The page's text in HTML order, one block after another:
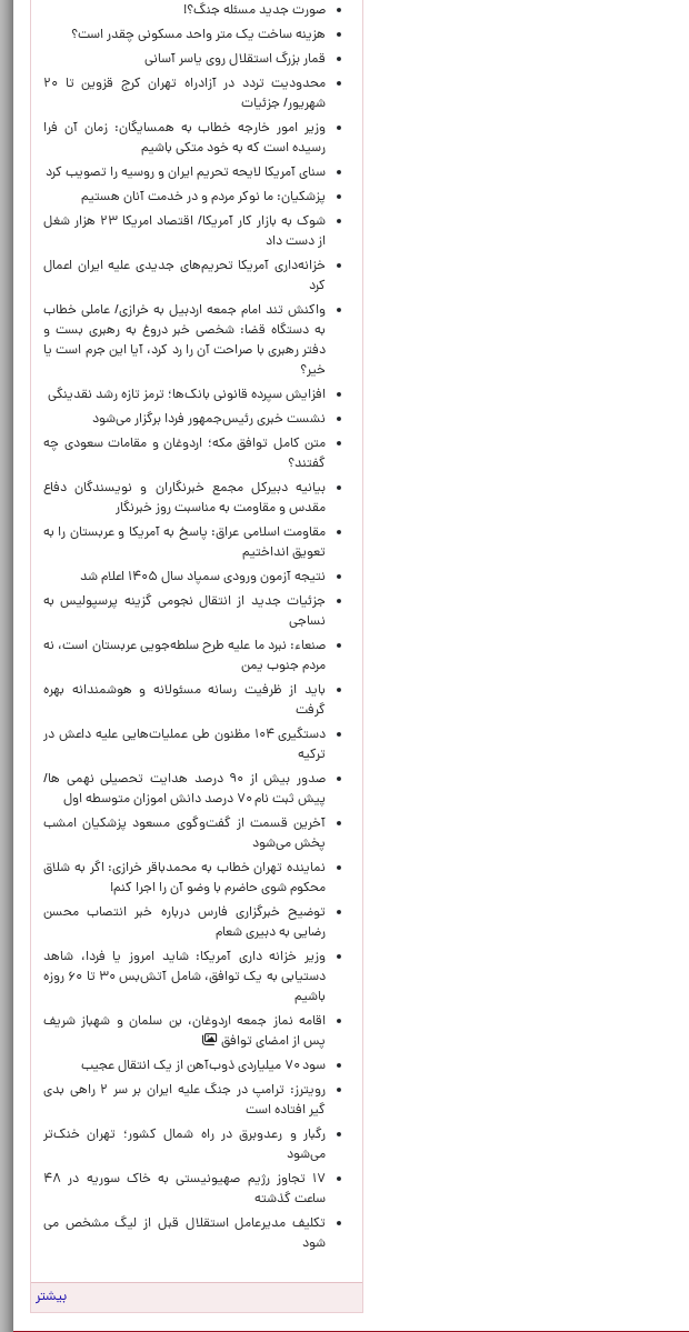
صورت جدید مسئله جنگ؟!
هزینه ساخت یک متر واحد مسکونی چقدر است؟
قمار بزرگ استقلال روی یاسر آسانی
محدودیت تردد در آزادراه تهران کرج قزوین تا ۲۰
شهریور/ جزئیات
وزیر امور خارجه خطاب به همسایگان: زمان آن فرا
رسیده است که به خود متکی باشیم
سنای آمریکا لایحه تحریم ایران و روسیه را تصویب کرد
پزشکیان: ما نوکر مردم و در خدمت آنان هستیم
شوک به بازار کار آمریکا/ اقتصاد امریکا ۲۳ هزار شغل
از دست داد
خزانه‌داری آمریکا تحریم‌های جدیدی علیه ایران اعمال
کرد
واکنش تند امام جمعه اردبیل به خرازی/ عاملی خطاب
به دستگاه قضا: شخصی خبر دروغ به رهبری بست و
دفتر رهبری با صراحت آن را رد کرد، آیا این جرم است یا
خیر؟
افزایش سپرده قانونی بانک‌ها؛ ترمز تازه رشد نقدینگی
نشست خبری رئیس‌جمهور فردا برگزار می‌شود
متن کامل توافق مکه؛ اردوغان و مقامات سعودی چه
گفتند؟
بیانیه دبیرکل مجمع خبرنگاران و نویسندگان دفاع
مقدس و مقاومت به مناسبت روز خبرنگار
مقاومت اسلامی عراق: پاسخ به آمریکا و عربستان را به
تعویق انداختیم
نتیجه آزمون ورودی سمپاد سال ۱۴۰۵ اعلام شد
جزئیات جدید از انتقال نجومی گزینه پرسپولیس به
نساجی
صنعاء: نبرد ما علیه طرح سلطه‌جویی عربستان است، نه
مردم جنوب یمن
باید از ظرفیت رسانه مسئولانه و هوشمندانه بهره
گرفت
دستگیری ۱۰۴ مظنون طی عملیات‌هایی علیه داعش در
ترکیه
صدور بیش از ۹۰ درصد هدایت تحصیلی نهمی ها/
پیش ثبت نام ۷۰ درصد دانش اموزان متوسطه اول
آخرین قسمت از گفت‌وگوی مسعود پزشکیان امشب
پخش می‌شود
نماینده تهران خطاب به محمدباقر خرازی: اگر به شلاق
محکوم شوی حاضرم با وضو آن را اجرا کنم!
توضیح خبرگزاری فارس درباره خبر انتصاب محسن
رضایی به دبیری شعام
وزیر خزانه داری آمریکا: شاید امروز یا فردا، شاهد
دستیابی به یک توافق، شامل آتش‌بس ۳۰ تا ۶۰ روزه
باشیم
اقامه نماز جمعه اردوغان، بن ‌سلمان و شهباز شریف
پس از امضای توافق
سود ۷۰ میلیاردی ذوب‌آهن از یک انتقال عجیب
رویترز: ترامپ در جنگ علیه ایران بر سر ۲ راهی بدی
گیر افتاده است
رگبار و رعدوبرق در راه شمال کشور؛ تهران خنک‌تر
می‌شود
۱۷ تجاوز رژیم صهیونیستی به خاک سوریه در ۴۸
ساعت گذشته
تکلیف مدیرعامل استقلال قبل از لیگ مشخص می
شود
بیشتر